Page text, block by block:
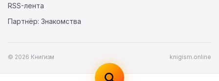
RSS-лента
Партнёр: Знакомства
© 2026 Книгизм knigism.online